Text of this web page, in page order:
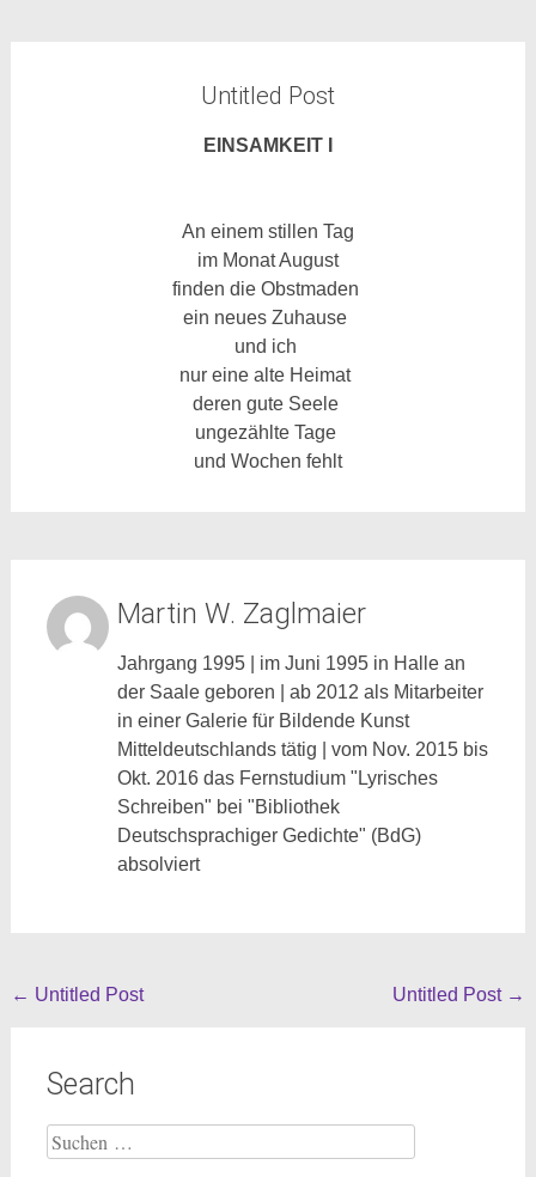
Untitled Post
EINSAMKEIT I
An einem stillen Tag
im Monat August
finden die Obstmaden
ein neues Zuhause
und ich
nur einealte Heimat
deren gute Seele
ungezählte Tage
und Wochen fehlt
Martin W. Zaglmaier
Jahrgang 1995 | im Juni 1995 in Halle an
der Saale geboren | ab 2012 als Mitarbeiter
in einer Galerie für Bildende Kunst
Mitteldeutschlands tätig | vom Nov. 2015 bis
Okt. 2016 das Fernstudium "Lyrisches
Schreiben" bei "Bibliothek
Deutschsprachiger Gedichte" (BdG)
absolviert
Beitragsnavigation
← Untitled Post Untitled Post →
Search
Suche
nach: